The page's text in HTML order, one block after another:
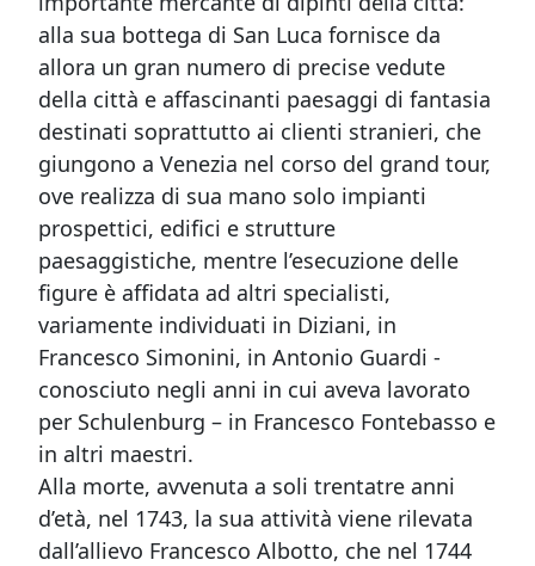
alla sua bottega di San Luca fornisce da
allora un gran numero di precise vedute
della città e affascinanti paesaggi di fantasia
destinati soprattutto ai clienti stranieri, che
giungono a Venezia nel corso del grand tour,
ove realizza di sua mano solo impianti
prospettici, edifici e strutture
paesaggistiche, mentre l’esecuzione delle
figure è affidata ad altri specialisti,
variamente individuati in Diziani, in
Francesco Simonini, in Antonio Guardi -
conosciuto negli anni in cui aveva lavorato
per Schulenburg – in Francesco Fontebasso e
in altri maestri.
Alla morte, avvenuta a soli trentatre anni
d’età, nel 1743, la sua attività viene rilevata
dall’allievo Francesco Albotto, che nel 1744